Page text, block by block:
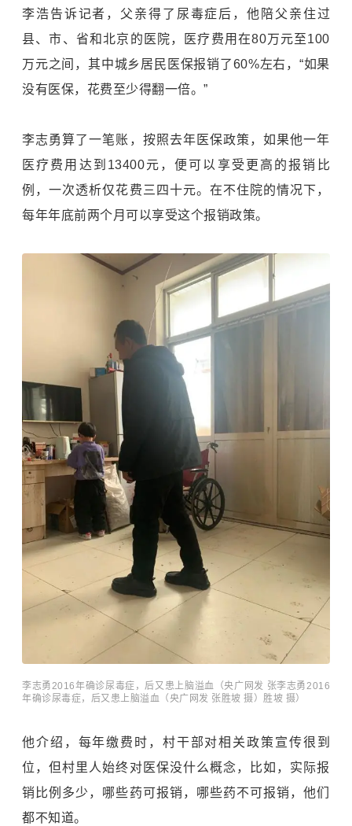
李浩告诉记者，父亲得了尿毒症后，他陪父亲住过
县、市、省和北京的医院，医疗费用在80万元至100
万元之间，其中城乡居民医保报销了60%左右，“如果
没有医保，花费至少得翻一倍。”
李志勇算了一笔账，按照去年医保政策，如果他一年
医疗费用达到13400元，便可以享受更高的报销比
例，一次透析仅花费三四十元。在不住院的情况下，
每年年底前两个月可以享受这个报销政策。
李志勇2016年确诊尿毒症，后又患上脑溢血（央广网发 张李志勇2016
年确诊尿毒症，后又患上脑溢血（央广网发 张胜坡 摄）胜坡 摄）
他介绍，每年缴费时，村干部对相关政策宣传很到
位，但村里人始终对医保没什么概念，比如，实际报
销比例多少，哪些药可报销，哪些药不可报销，他们
都不知道。